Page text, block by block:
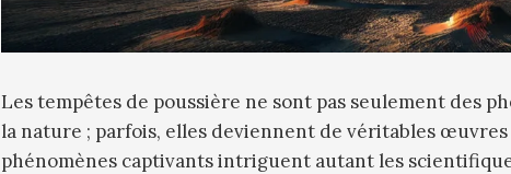
Les tempêtes de poussière ne sont pas seulement des
la nature ; parfois, elles deviennent de véritables œuvres
phénomènes captivants intriguent autant les